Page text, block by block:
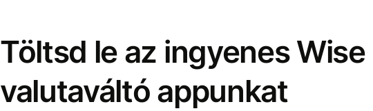
Töltsd le az ingyenes Wise
valutaváltó appunkat